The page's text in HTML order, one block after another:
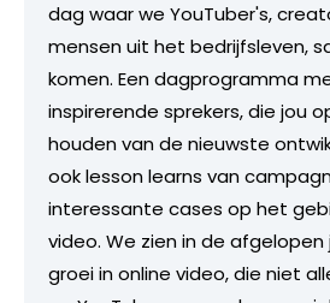
dag waar we YouTuber's,
mensen uit het bedrijfsleven,
komen. Een dagprogramma
inspirerende sprekers, die jou
houden van de nieuwste
ook lesson learns van
interessante cases op het
video. We zien in de
groei in online video, die niet